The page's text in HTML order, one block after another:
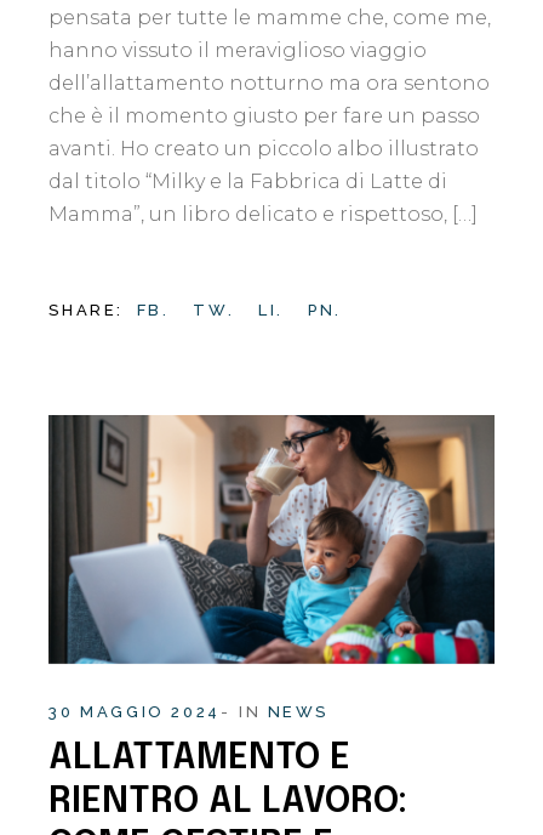
pensata per tutte le mamme che, come me,
hanno vissuto il meraviglioso viaggio
dell’allattamento notturno ma ora sentono
che è il momento giusto per fare un passo
avanti. Ho creato un piccolo albo illustrato
dal titolo “Milky e la Fabbrica di Latte di
Mamma”, un libro delicato e rispettoso, […]
SHARE: FB. TW. LI. PN.
30 MAGGIO 2024 IN NEWS
ALLATTAMENTO E
RIENTRO AL LAVORO: